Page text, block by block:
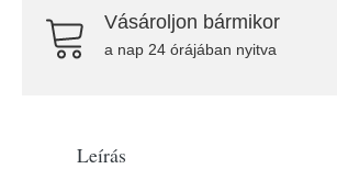
Vásároljon bármikor
a nap 24 órájában nyitva
Leírás